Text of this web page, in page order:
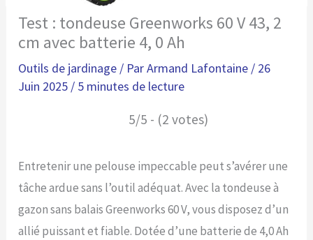
Test : tondeuse Greenworks 60 V 43, 2
cm avec batterie 4, 0 Ah
Outils de jardinage / ParArmand Lafontaine / 26
Juin 2025 / 5 minutes de lecture
5/5 - (2 votes)
Entretenir une pelouse impeccable peut s’avérer une
tâche ardue sans l’outil adéquat. Avec la tondeuse à
gazon sans balais Greenworks 60 V, vous disposez d’un
allié puissant et fiable. Dotée d’une batterie de 4,0 Ah